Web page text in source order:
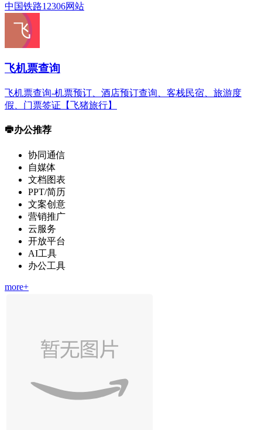
中国铁路12306网站
飞机票查询
飞机票查询-机票预订、酒店预订查询、客栈民宿、旅游度
假、门票签证【飞猪旅行】
办公推荐
协同通信
自媒体
文档图表
PPT/简历
文案创意
营销推广
云服务
开放平台
AI工具
办公工具
more+